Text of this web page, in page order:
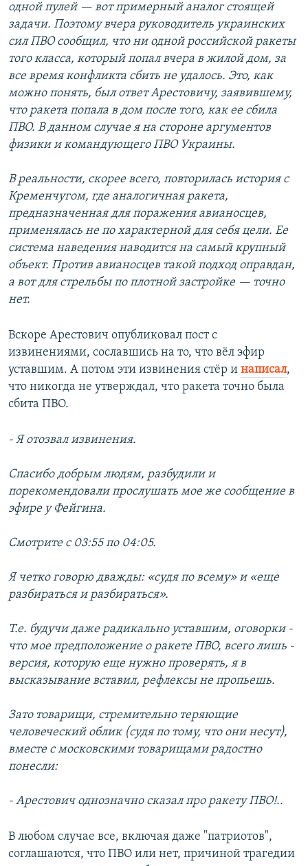
одной пулей — вот примерный аналог стоящей
задачи. Поэтому вчера руководитель украинских
сил ПВО сообщил, что ни одной российской ракеты
того класса, который попал вчера в жилой дом, за
все время конфликта сбить не удалось. Это, как
можно понять, был ответ Арестовичу, заявившему,
что ракета попала в дом после того, как ее сбила
ПВО. В данном случае я на стороне аргументов
физики и командующего ПВО Украины.
В реальности, скорее всего, повторилась история с
Кременчугом, где аналогичная ракета,
предназначенная для поражения авианосцев,
применялась не по характерной для себя цели. Ее
система наведения наводится на самый крупный
объект. Против авианосцев такой подход оправдан,
а вот для стрельбы по плотной застройке — точно
нет.
Вскоре Арестович опубликовал пост с
извинениями, сославшись на то, что вёл эфир
уставшим. А потом эти извинения стёр и написал,
что никогда не утверждал, что ракета точно была
сбита ПВО.
- Я отозвал извинения.
Спасибо добрым людям, разбудили и
порекомендовали прослушать мое же сообщение в
эфире у Фейгина.
Смотрите с 03:55 по 04:05.
Я четко говорю дважды: «судя по всему» и «еще
разбираться и разбираться».
Т.е. будучи даже радикально уставшим, оговорки -
что мое предположение о ракете ПВО, всего лишь -
версия, которую еще нужно проверять, я в
высказывание вставил, рефлексы не пропьешь.
Зато товарищи, стремительно теряющие
человеческий облик (судя по тому, что они несут),
вместе с московскими товарищами радостно
понесли:
- Арестович однозначно сказал про ракету ПВО!..
В любом случае все, включая даже "патриотов",
соглашаются, что ПВО или нет, причиной трагедии